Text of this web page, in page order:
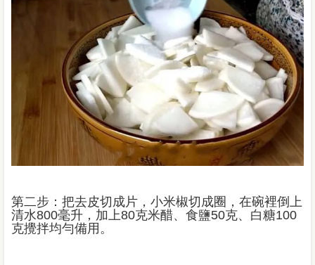
第二步：把去皮切成片，小米椒切成圈，在碗裡倒上
清水800毫升，加上80克米醋、食鹽50克、白糖100
克攪拌均勻備用。